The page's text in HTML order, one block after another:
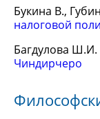
Букина В.,
налоговой
Багдулова Ш.И.
Чиндирчеро